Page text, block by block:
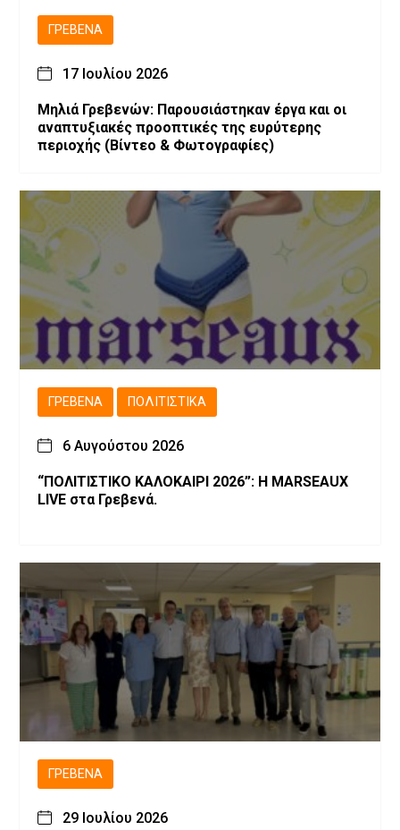
ΓΡΕΒΕΝΆ
17 Ιουλίου 2026
Μηλιά Γρεβενών: Παρουσιάστηκαν έργα και οι
αναπτυξιακές προοπτικές της ευρύτερης
περιοχής (Bίντεο & Φωτογραφίες)
ΓΡΕΒΕΝΆ ΠΟΛΙΤΙΣΤΙΚΆ
6 Αυγούστου 2026
“ΠΟΛΙΤΙΣΤΙΚΟ ΚΑΛΟΚΑΙΡΙ 2026”: Η MARSEAUX
LIVE στα Γρεβενά.
ΓΡΕΒΕΝΆ
29 Ιουλίου 2026